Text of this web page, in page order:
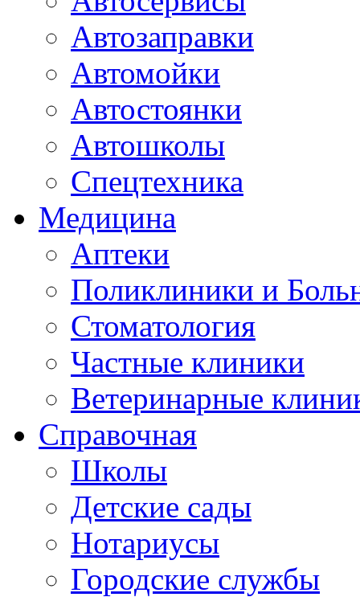
Автозаправки
Автомойки
Автостоянки
Автошколы
Спецтехника
Медицина
Аптеки
Поликлиники и
Стоматология
Частные клиники
Ветеринарные
Справочная
Школы
Детские сады
Нотариусы
Городские службы